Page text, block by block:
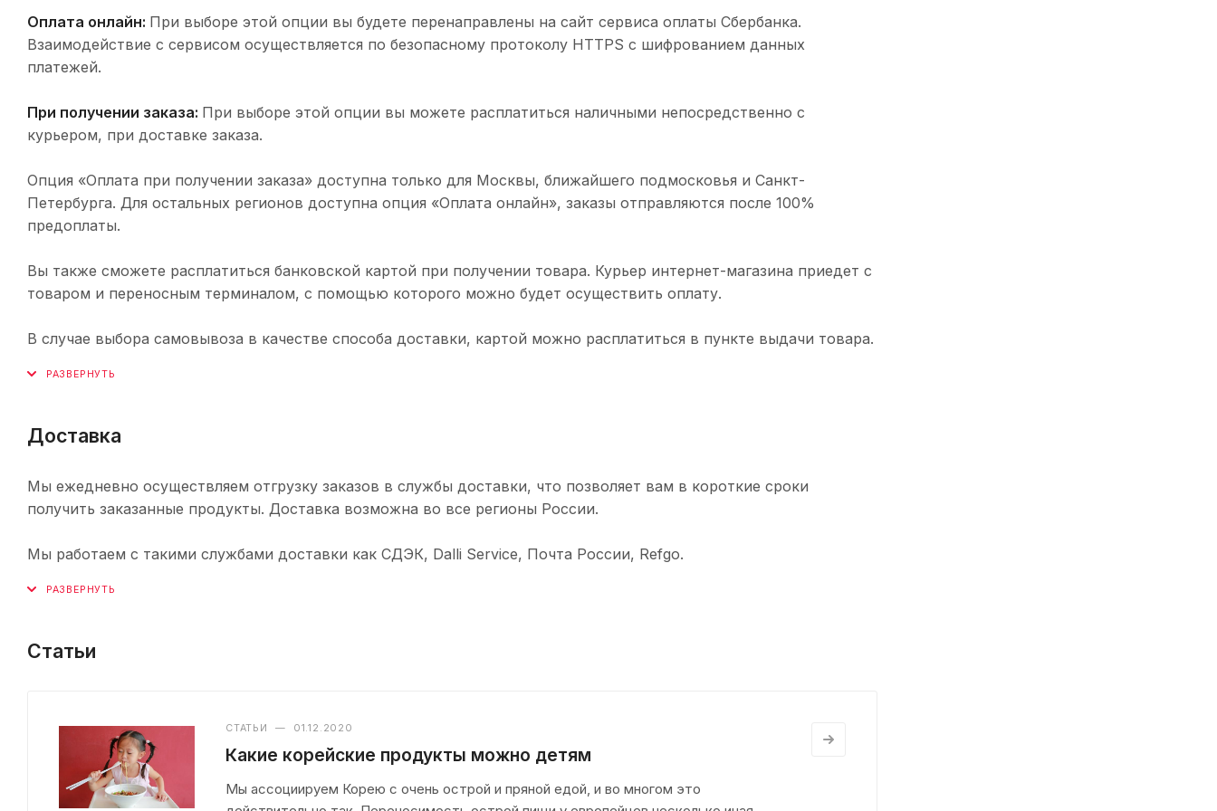
Оплата онлайн: При выборе этой опции вы будете перенаправлены на сайт сервиса оплаты Сбербанка.
Взаимодействие с сервисом осуществляется по безопасному протоколу HTTPS с шифрованием данных
платежей.
При получении заказа: При выборе этой опции вы можете расплатиться наличными непосредственно с
курьером, при доставке заказа.
Опция «Оплата при получении заказа» доступна только для Москвы, ближайшего подмосковья и Санкт-
Петербурга. Для остальных регионов доступна опция «Оплата онлайн», заказы отправляются после 100%
предоплаты.
Вы также сможете расплатиться банковской картой при получении товара. Курьер интернет-магазина приедет с
товаром и переносным терминалом, с помощью которого можно будет осуществить оплату.
В случае выбора самовывоза в качестве способа доставки, картой можно расплатиться в пункте выдачи товара.
Доставка
Мы ежедневно осуществляем отгрузку заказов в службы доставки, что позволяет вам в короткие сроки
получить заказанные продукты. Доставка возможна во все регионы России.
Мы работаем с такими службами доставки как СДЭК, Dalli Service, Почта России, Refgo.
Статьи
СТАТЬИ — 01.12.2020
Какие корейские продукты можно детям
Мы ассоциируем Корею с очень острой и пряной едой, и во многом это